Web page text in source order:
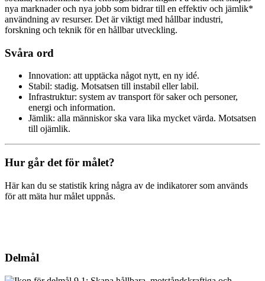
nya marknader och nya jobb som bidrar till en effektiv och jämlik*
användning av resurser. Det är viktigt med hållbar industri,
forskning och teknik för en hållbar utveckling.
Svåra ord
Innovation: att upptäcka något nytt, en ny idé.
Stabil: stadig. Motsatsen till instabil eller labil.
Infrastruktur: system av transport för saker och personer,
energi och information.
Jämlik: alla människor ska vara lika mycket värda. Motsatsen
till ojämlik.
Hur går det för målet?
Här kan du se statistik kring några av de indikatorer som används
för att mäta hur målet uppnås.
Delmål